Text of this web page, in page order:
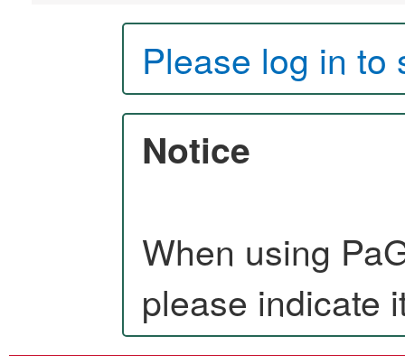
Please log in to
Notice
When using
please indicate